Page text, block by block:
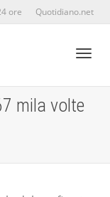
ore Quotidiano.net
mila volte